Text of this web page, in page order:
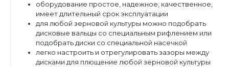
оборудование простое, надежное, качественное,
имеет длительный срок эксплуатации
для любой зерновой культуры можно подобрать
дисковые вальцы со специальным рифлением или
подобрать диски со специальной насечкой
легко настроить и отрегулировать зазоры между
дисками для плющение любой зерновой культуры